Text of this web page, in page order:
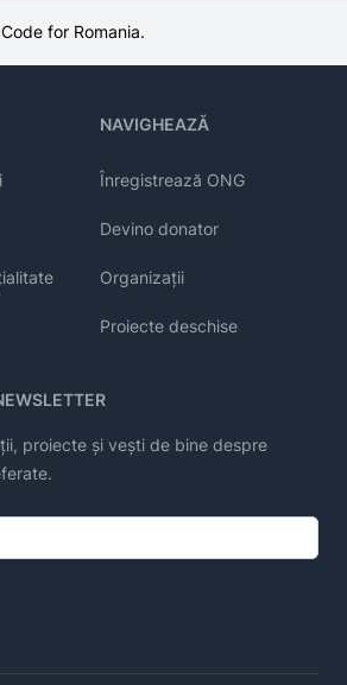
for Romania.
NAVIGHEAZĂ
Înregistrează ONG
Devino donator
Organizații
Proiecte deschise
proiecte și vești de bine despre